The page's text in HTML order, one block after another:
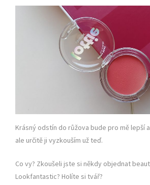
Krásný odstín do růžova bude pro mě lepší
ale určitě ji vyzkouším už teď.
Co vy? Zkoušeli jste si někdy objednat
Lookfantastic? Holíte si tvář?